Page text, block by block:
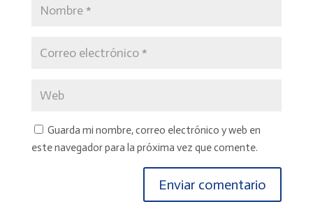
Guarda mi nombre, correo electrónico y web en
este navegador para la próxima vez que comente.